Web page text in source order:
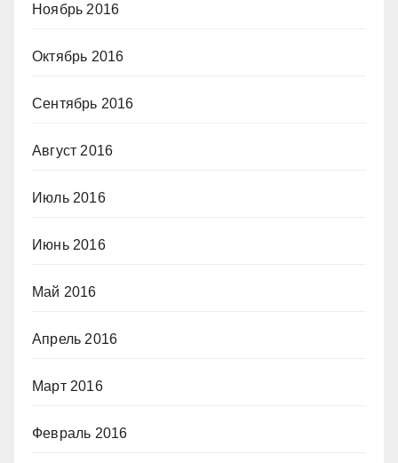
Ноябрь 2016
Октябрь 2016
Сентябрь 2016
Август 2016
Июль 2016
Июнь 2016
Май 2016
Апрель 2016
Март 2016
Февраль 2016